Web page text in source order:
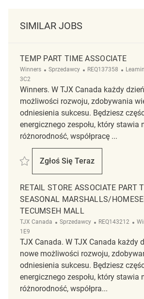
SIMILAR JOBS
TEMP PART TIME ASSOCIATE
Winners Kategoria
Sprzedawcy ReqId
REQ137358
3C2
Winners. W TJX Canada każdy
możliwości rozwoju, zdobywania
odniesienia sukcesu. Będziesz
energicznego zespołu, który stawia
różnorodność, współpracę ...
Zapisać Temp part time Associate
Zgłoś Się Teraz
Temp Part Time
RETAIL STORE ASSOCIATE PART
SEASONAL MARSHALLS/
TECUMSEH MALL
TJX Canada Kategoria
Sprzedawcy ReqId
REQ143212
1E9
TJX Canada. W TJX Canada każdy
nowe możliwości rozwoju,
odniesienia sukcesu. Będziesz
energicznego zespołu, który stawia
różnorodność, współpra...